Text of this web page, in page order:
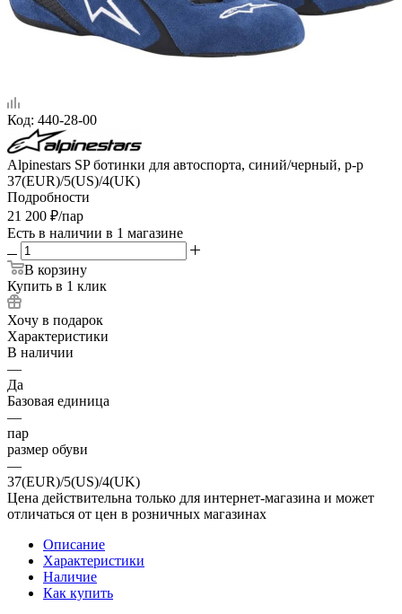
Код: 440-28-00
Alpinestars SP ботинки для автоспорта, синий/черный, р-р
37(EUR)/5(US)/4(UK)
Подробности
21 200 ₽/пар
Есть в наличии в 1 магазине
В корзину
Купить в 1 клик
Хочу в подарок
Характеристики
В наличии
—
Да
Базовая единица
—
пар
размер обуви
—
37(EUR)/5(US)/4(UK)
Цена действительна только для интернет-магазина и может
отличаться от цен в розничных магазинах
Описание
Характеристики
Наличие
Как купить